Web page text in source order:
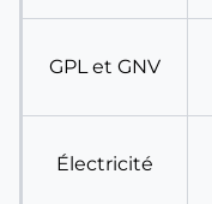
GPL et GNV
Électricité